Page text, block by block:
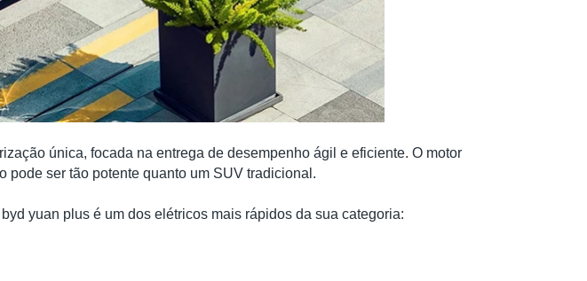
única, focada na entrega de desempenho ágil e eficiente. O motor
ser tão potente quanto um SUV tradicional.
yuan plus é um dos elétricos mais rápidos da sua categoria: